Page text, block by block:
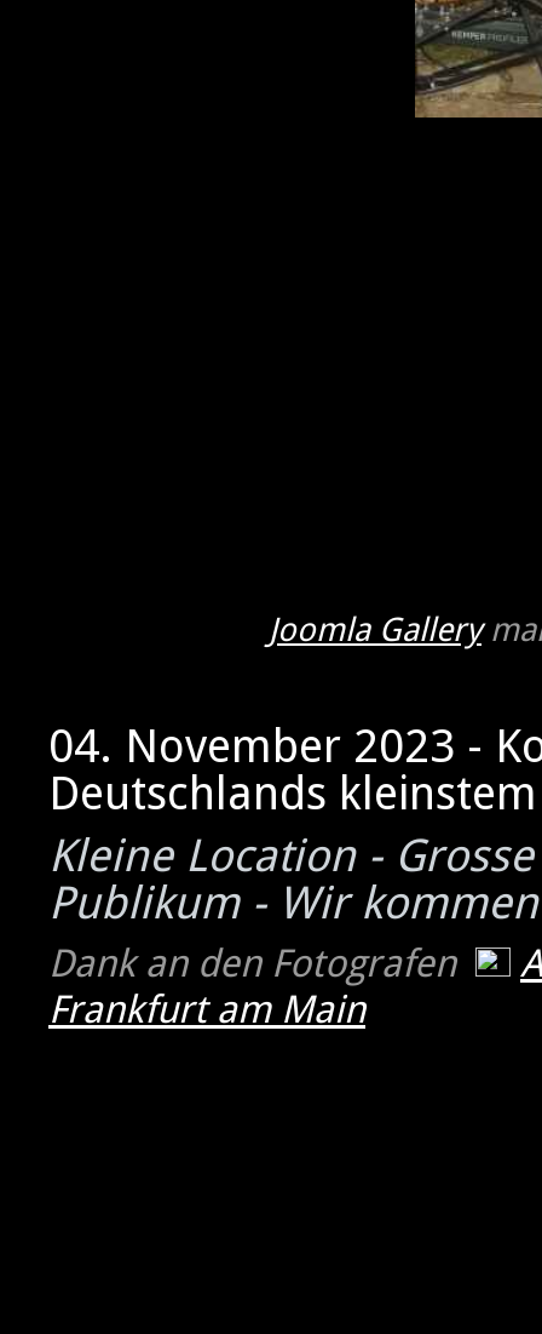
Joomla Gallery
04. November 2023 -
Deutschlands
Kleine Location -
Publikum - Wir
Dank an den Fotografen
A
Frankfurt am Main